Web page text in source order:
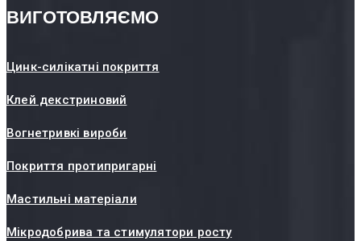
ВИГОТОВЛЯЄМО
Цинк-силікатні покриття
Клей декстриновий
Вогнетривкі вироби
Покриття протипригарні
Мастильні матеріали
Мікродобрива та стимулятори росту